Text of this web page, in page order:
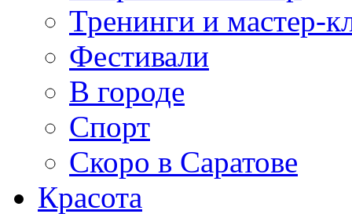
Тренинги и мастер-
Фестивали
В городе
Спорт
Скоро в Саратове
Красота